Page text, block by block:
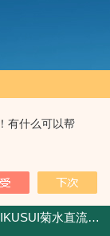
有什么可以帮
流电源-四象限节能测试